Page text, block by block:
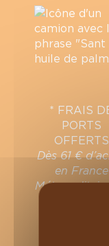
* FRAIS
PORTS
OFFERTS
Dès 61 €
en France